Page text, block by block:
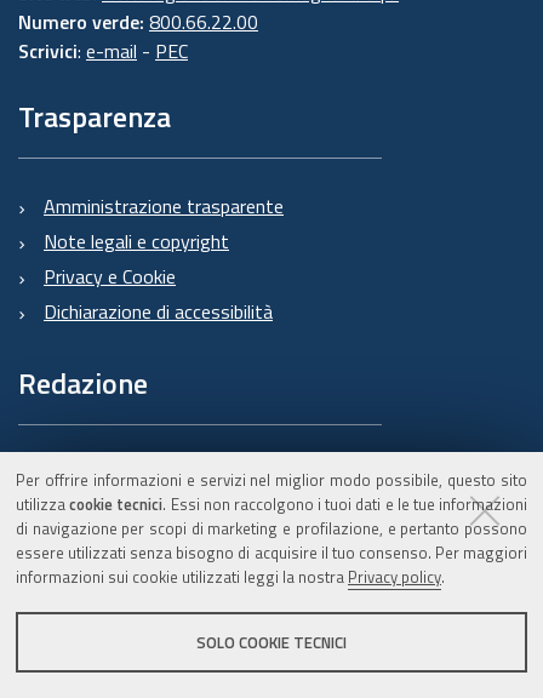
Per offrire informazioni e servizi nel miglior modo possibile, questo sito
utilizzacookie tecnici. Essi non raccolgono i tuoi dati e le tue informazioni
di navigazione per scopi di marketing e profilazione, e pertanto possono
essere utilizzati senza bisogno di acquisire il tuo consenso. Per maggiori
informazioni sui cookie utilizzati leggi la nostra Privacy policy.
SOLO COOKIE TECNICI
Numero verde: 800.66.22.00
Scrivici: e-mail - PEC
Trasparenza
Amministrazione trasparente
Note legali e copyright
Privacy e Cookie
Dichiarazione di accessibilità
Redazione
Informazioni sul Burert
e contatti
C.F. 800.625.903.79